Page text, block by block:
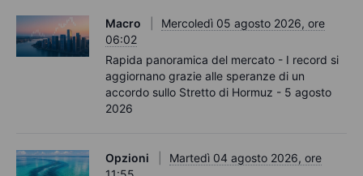
Macro
Mercoledì 05 agosto 2026, ore
06:02
Rapida panoramica del mercato - I record si
aggiornano grazie alle speranze di un
accordo sullo Stretto di Hormuz - 5 agosto
2026
Opzioni
Martedì 04 agosto 2026, ore